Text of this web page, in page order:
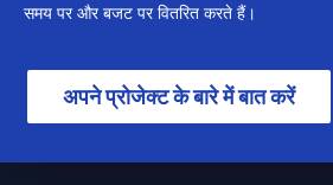
समय पर और बजट पर वितरित करते हैं।
अपने प्रोजेक्ट के बारे में बात करें